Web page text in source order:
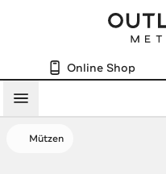
Online Shop
Menü
Mützen